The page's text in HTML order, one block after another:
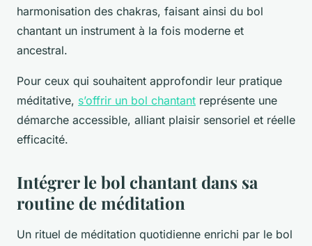
harmonisation des chakras, faisant ainsi du bol
chantant un instrument à la fois moderne et
ancestral.
Pour ceux qui souhaitent approfondir leur pratique
méditative, s’offrir un bol chantant représente une
démarche accessible, alliant plaisir sensoriel et réelle
efficacité.
Intégrer le bol chantant dans sa
routine de méditation
Un rituel de méditation quotidienne enrichi par le bol